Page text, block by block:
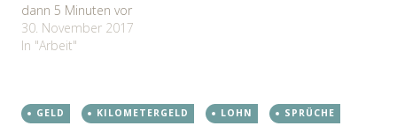
dann 5 Minuten vor
meinem Eintreffen einfach
mit Jemand andrem
Whattsapp verschicken,
30. November 2017
In "Arbeit"
GELD KILOMETERGELD LOHN SPRÜCHE